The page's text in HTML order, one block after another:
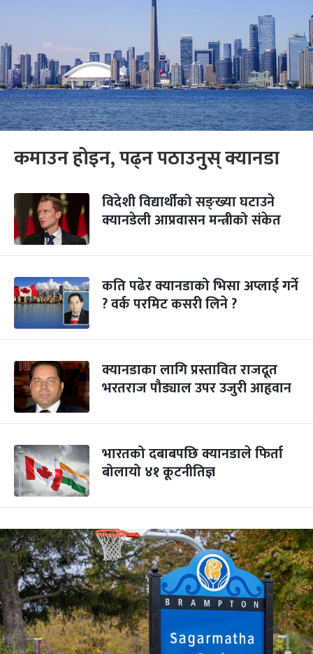
कमाउन होइन, पढ्न पठाउनुस् क्यानडा
विदेशी विद्यार्थीको सङ्ख्या घटाउने
क्यानडेली आप्रवासन मन्त्रीको संकेत
कति पढेर क्यानडाको भिसा अप्लाई गर्ने
? वर्क परमिट कसरी लिने ?
क्यानडाका लागि प्रस्तावित राजदूत
भरतराज पौड्याल उपर उजुरी आहृवान
भारतको दबाबपछि क्यानडाले फिर्ता
बोलायो ४१ कूटनीतिज्ञ